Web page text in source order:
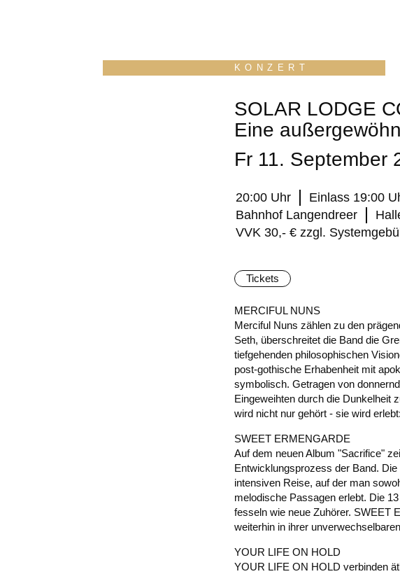
KONZERT
SOLAR LODGE
Eine
Fr 11. September
20:00 Uhr
Einlass 19:00
Bahnhof Langendreer
VVK 30,- € zzgl.
Tickets
MERCIFUL NUNS
Merciful Nuns zählen zu den
Seth, überschreitet die Band die
tiefgehenden philosophischen
post-gothische Erhabenheit mit
symbolisch. Getragen von
Eingeweihten durch die Dunkelheit
wird nicht nur gehört - sie wird
SWEET ERMENGARDE
Auf dem neuen Album "Sacrifice"
Entwicklungsprozess der Band.
intensiven Reise, auf der man
melodische Passagen erlebt. Die
fesseln wie neue Zuhörer. SWEET
weiterhin in ihrer
YOUR LIFE ON HOLD
YOUR LIFE ON HOLD verbinden